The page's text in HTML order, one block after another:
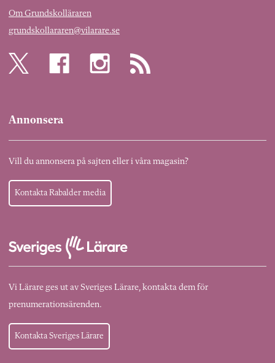
Om Grundskolläraren
grundskollararen@vilarare.se
Annonsera
Vill du annonsera på sajten eller i våra magasin?
Kontakta Rabalder media
Vi Lärare ges ut av Sveriges Lärare, kontakta dem för
prenumerationsärenden.
Kontakta Sveriges Lärare